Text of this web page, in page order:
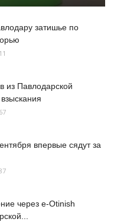
затишье по
из Павлодарской
впервые сядут за
через e-Otinish